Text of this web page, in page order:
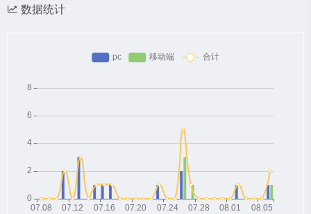
数据统计